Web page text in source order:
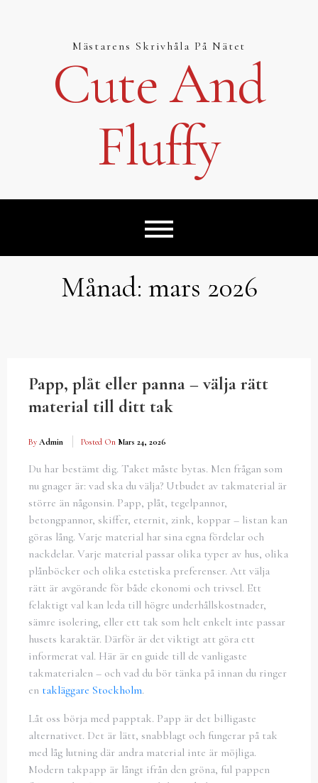
Mästarens Skrivhåla På Nätet
Cute And
Fluffy
Månad: mars 2026
Papp, plåt eller panna – välja rätt
material till ditt tak
By Admin Posted On Mars 24, 2026
Du har bestämt dig. Taket måste bytas. Men frågan som
nu gnager är: vad ska du välja? Utbudet av takmaterial är
större än någonsin. Papp, plåt, tegelpannor,
betongpannor, skiffer, eternit, zink, koppar – listan kan
göras lång. Varje material har sina egna fördelar och
nackdelar. Varje material passar olika typer av hus, olika
plånböcker och olika estetiska preferenser. Att välja
rätt är avgörande för både ekonomi och trivsel. Ett
felaktigt val kan leda till högre underhållskostnader,
sämre isolering, eller ett tak som helt enkelt inte passar
husets karaktär. Därför är det viktigt att göra ett
informerat val. Här är en guide till de vanligaste
takmaterialen – och vad du bör tänka på innan du ringer
en takläggare Stockholm.
Låt oss börja med papptak. Papp är det billigaste
alternativet. Det är lätt, snabblagt och fungerar på tak
med låg lutning där andra material inte är möjliga.
Modern takpapp är långt ifrån den gröna, ful pappen